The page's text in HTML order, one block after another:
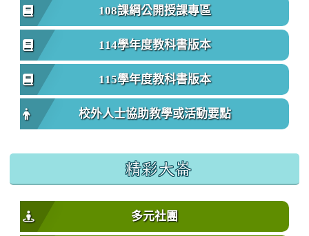
108課綱公開授課專區
114學年度教科書版本
115學年度教科書版本
校外人士協助教學或活動要點
精彩大崙
多元社團